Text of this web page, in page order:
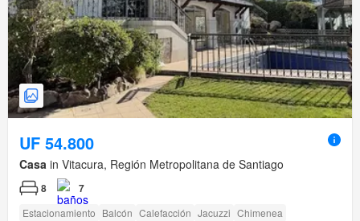
UF 54.800
Casa in Vitacura, Región Metropolitana de Santiago
8 7
Estacionamiento Balcón Calefacción Jacuzzi Chimenea